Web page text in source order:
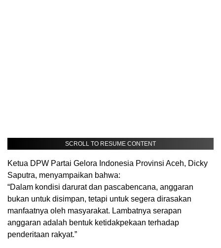
SCROLL TO RESUME CONTENT
Ketua DPW Partai Gelora Indonesia Provinsi Aceh, Dicky
Saputra, menyampaikan bahwa:
“Dalam kondisi darurat dan pascabencana, anggaran
bukan untuk disimpan, tetapi untuk segera dirasakan
manfaatnya oleh masyarakat. Lambatnya serapan
anggaran adalah bentuk ketidakpekaan terhadap
penderitaan rakyat.”